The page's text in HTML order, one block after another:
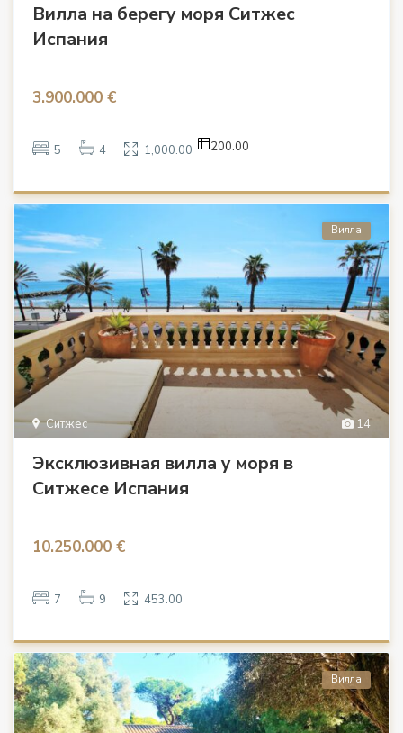
Вилла на берегу моря Ситжес
Испания
3.900.000 €
5 4 1,000.00 200.00
14
Ситжес
Вилла
Эксклюзивная вилла у моря в
Ситжесе Испания
10.250.000 €
7 9 453.00
Вилла